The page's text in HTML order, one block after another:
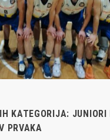
KATEGORIJA:
PRVAKA